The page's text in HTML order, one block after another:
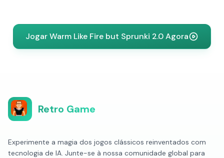
Jogar Warm Like Fire but Sprunki 2.0 Agora
Retro Game
Experimente a magia dos jogos clássicos reinventados com
tecnologia de IA. Junte-se à nossa comunidade global para